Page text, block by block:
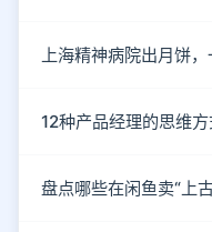
上海精神病院出月饼，
盘点哪些在闲鱼卖“上